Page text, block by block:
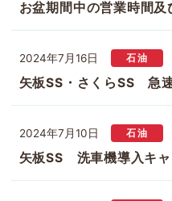
お盆期間中の営業時間
2024年7月16日 石油
矢板SS・さくらSS 急
2024年7月10日 石油
矢板SS 洗車機導入キャ